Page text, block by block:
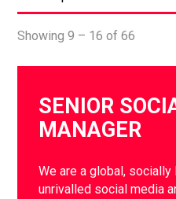
Showing 9 – 16 of 66
SENIOR
MANAGER
We are a global,
unrivalled social media